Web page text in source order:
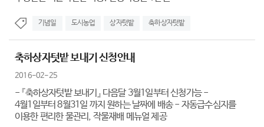
기념일 도시농업 상자텃밭 축하상자텃밭
축하상자텃밭 보내기 신청안내
2016-02-25
- 『축하상자텃밭 보내기』 다음달 3월1일부터 신청가능 -
4월1일부터 8월31일 까지 원하는 날짜에 배송 - 자동급수심지를
이용한 편리한 물관리, 작물재배 메뉴얼 제공